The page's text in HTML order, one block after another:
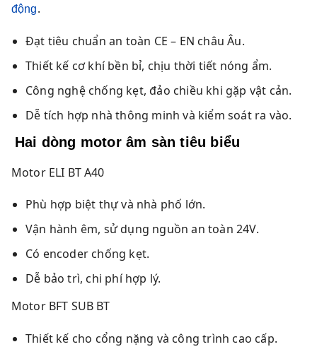
động.
Đạt tiêu chuẩn an toàn CE – EN châu Âu.
Thiết kế cơ khí bền bỉ, chịu thời tiết nóng ẩm.
Công nghệ chống kẹt, đảo chiều khi gặp vật cản.
Dễ tích hợp nhà thông minh và kiểm soát ra vào.
Hai dòng motor âm sàn tiêu biểu
Motor ELI BT A40
Phù hợp biệt thự và nhà phố lớn.
Vận hành êm, sử dụng nguồn an toàn 24V.
Có encoder chống kẹt.
Dễ bảo trì, chi phí hợp lý.
Motor BFT SUB BT
Thiết kế cho cổng nặng và công trình cao cấp.